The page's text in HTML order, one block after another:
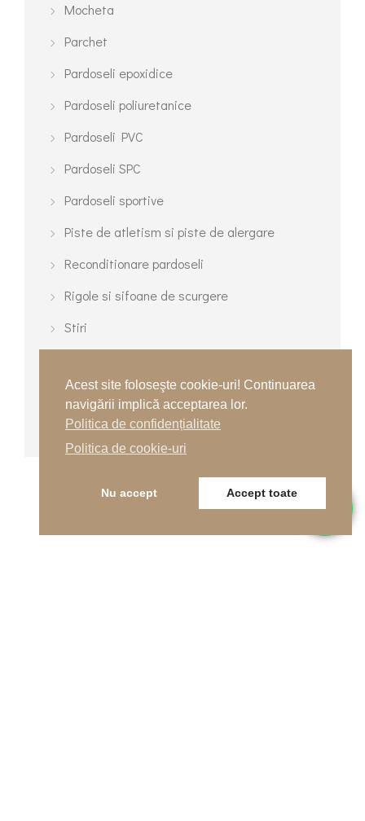
Mocheta
Parchet
Pardoseli epoxidice
Pardoseli poliuretanice
Pardoseli PVC
Pardoseli SPC
Pardoseli sportive
Piste de atletism si piste de alergare
Reconditionare pardoseli
Rigole si sifoane de scurgere
Stiri
Terenuri de tenis
Terenuri turnate multisport
Acest site foloseşte cookie-uri! Continuarea
navigării implică acceptarea lor.
Politica de confidențialitate
Politica de cookie-uri
Nu accept Accept toate